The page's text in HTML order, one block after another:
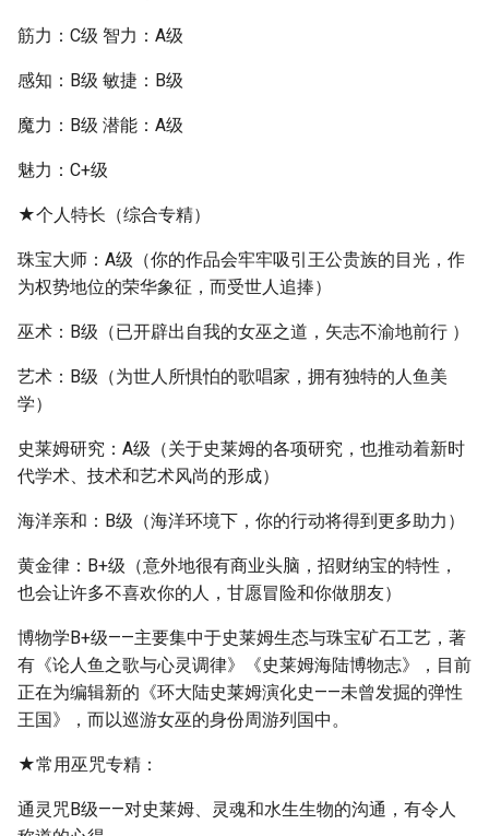
筋力：C级 智力：A级
感知：B级 敏捷：B级
魔力：B级 潜能：A级
魅力：C+级
★个人特长（综合专精）
珠宝大师：A级（你的作品会牢牢吸引王公贵族的目光，作
为权势地位的荣华象征，而受世人追捧）
巫术：B级（已开辟出自我的女巫之道，矢志不渝地前行 ）
艺术：B级（为世人所惧怕的歌唱家，拥有独特的人鱼美
学）
史莱姆研究：A级（关于史莱姆的各项研究，也推动着新时
代学术、技术和艺术风尚的形成）
海洋亲和：B级（海洋环境下，你的行动将得到更多助力）
黄金律：B+级（意外地很有商业头脑，招财纳宝的特性，
也会让许多不喜欢你的人，甘愿冒险和你做朋友）
博物学B+级——主要集中于史莱姆生态与珠宝矿石工艺，著
有《论人鱼之歌与心灵调律》《史莱姆海陆博物志》，目前
正在为编辑新的《环大陆史莱姆演化史——未曾发掘的弹性
王国》，而以巡游女巫的身份周游列国中。
★常用巫咒专精：
通灵咒B级——对史莱姆、灵魂和水生生物的沟通，有令人